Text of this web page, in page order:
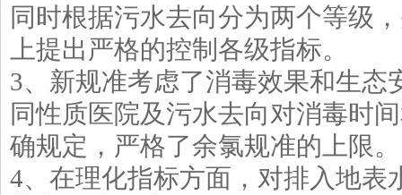
同时根据污水去向分为两个等级
上提出严格的控制各级指标。
3、新规准考虑了消毒效果和生态
同性质医院及污水去向对消毒时
确规定，严格了余氯规准的上限。
4、在理化指标方面，对排入地表